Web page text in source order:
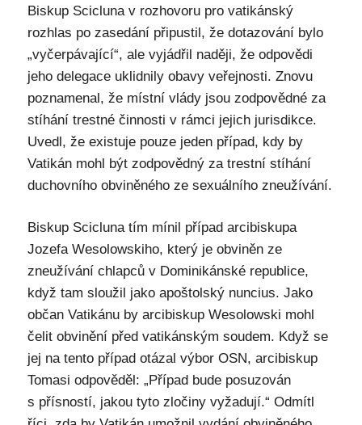
Biskup Scicluna v rozhovoru pro vatikánský
rozhlas po zasedání připustil, že dotazování bylo
„vyčerpávající“, ale vyjádřil naději, že odpovědi
jeho delegace uklidnily obavy veřejnosti. Znovu
poznamenal, že místní vlády jsou zodpovědné za
stíhání trestné činnosti v rámci jejich jurisdikce.
Uvedl, že existuje pouze jeden případ, kdy by
Vatikán mohl být zodpovědný za trestní stíhání
duchovního obviněného ze sexuálního zneužívání.
Biskup Scicluna tím mínil případ arcibiskupa
Jozefa Wesolowskiho, který je obviněn ze
zneužívání chlapců v Dominikánské republice,
když tam sloužil jako apoštolský nuncius. Jako
občan Vatikánu by arcibiskup Wesolowski mohl
čelit obvinění před vatikánským soudem. Když se
jej na tento případ otázal výbor OSN, arcibiskup
Tomasi odpověděl: „Případ bude posuzován
s přísností, jakou tyto zločiny vyžadují.“ Odmítl